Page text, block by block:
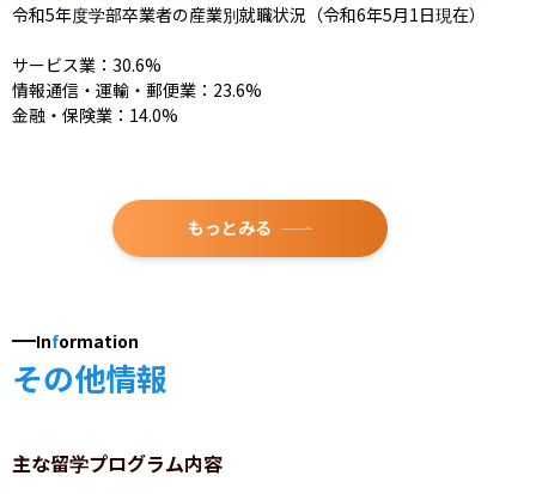
令和5年度学部卒業者の産業別就職状況（令和6年5月1日現在）
サービス業：30.6%
情報通信・運輸・郵便業：23.6%
金融・保険業：14.0%
もっとみる
Information
その他情報
主な留学プログラム内容